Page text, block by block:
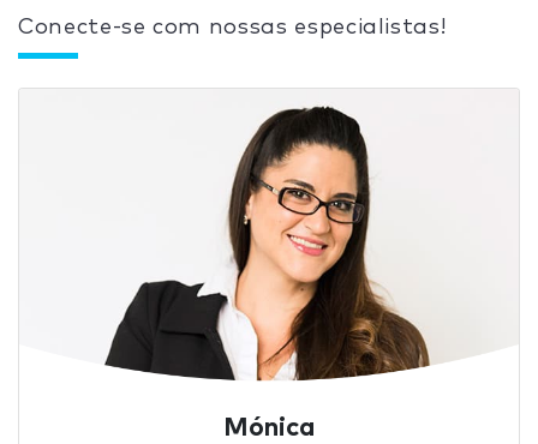
Conecte-se com nossas especialistas!
Mónica